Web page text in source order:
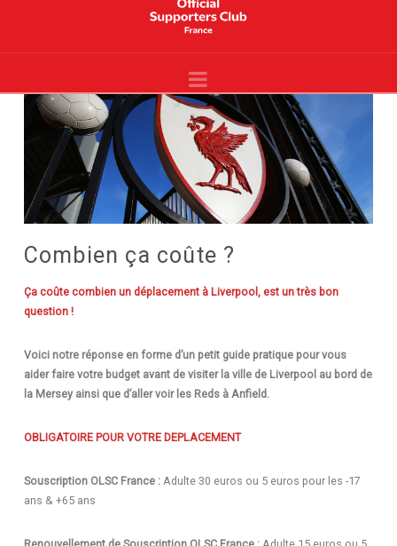
Liverpool
-
Site
Officiel
-
YNWA
Navigation
Combien ça coûte ?
Ça coûte combien un déplacement à Liverpool, est un très bon
question !
Voici notre réponse en forme d’un petit guide pratique pour vous
aider faire votre budget avant de visiter la ville de Liverpool au bord de
la Mersey ainsi que d’aller voir les Reds à Anfield .
OBLIGATOIRE POUR VOTRE DEPLACEMENT
Souscription OLSC France :Adulte 30 euros ou 5 euros pour les -17
ans & +65 ans